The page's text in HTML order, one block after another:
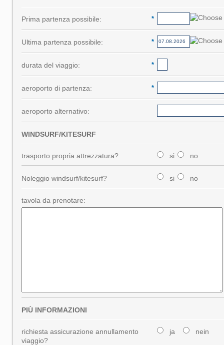
*
Prima partenza possibile:
*
Ultima partenza possibile:
*
durata del viaggio:
*
aeroporto di partenza:
aeroporto alternativo:
WINDSURF/KITESURF
trasporto propria attrezzatura? si no
Noleggio windsurf/kitesurf? si no
tavola da prenotare:
PIÙ INFORMAZIONI
richiesta assicurazione annullamento
viaggio?
ja nein